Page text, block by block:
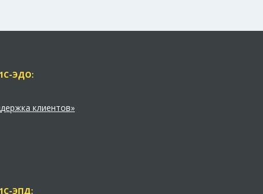
ЭДО:
клиентов»
ЭПД: